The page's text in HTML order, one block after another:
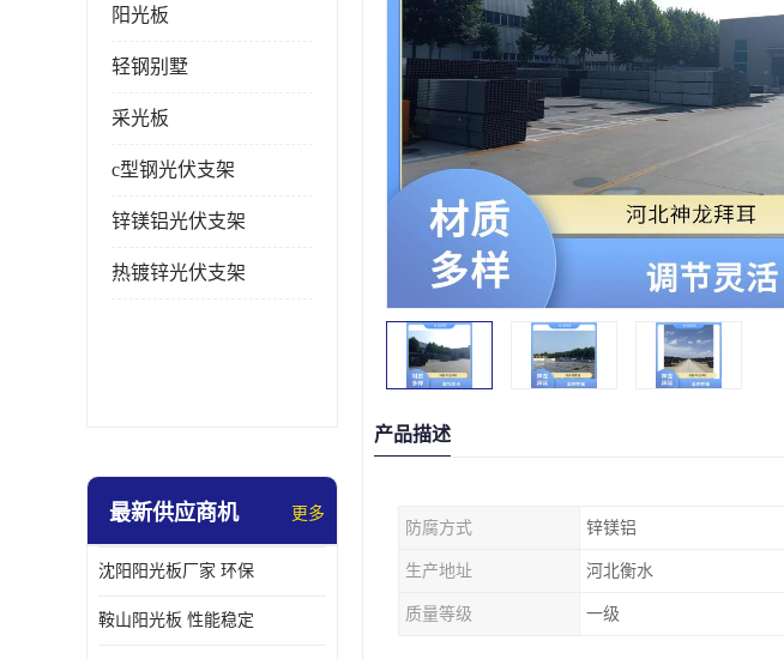
阳光板
轻钢别墅
采光板
c型钢光伏支架
锌镁铝光伏支架
热镀锌光伏支架
最新供应商机 更多
沈阳阳光板厂家 环保
鞍山阳光板 性能稳定
产品描述
防腐方式 锌镁铝
生产地址 河北衡水
质量等级 一级